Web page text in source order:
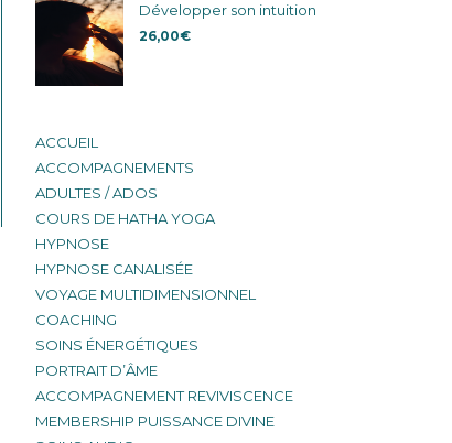
Développer son intuition
26,00€
ACCUEIL
ACCOMPAGNEMENTS
ADULTES / ADOS
COURS DE HATHA YOGA
HYPNOSE
HYPNOSE CANALISÉE
VOYAGE MULTIDIMENSIONNEL
COACHING
SOINS ÉNERGÉTIQUES
PORTRAIT D’ÂME
ACCOMPAGNEMENT REVIVISCENCE
MEMBERSHIP PUISSANCE DIVINE